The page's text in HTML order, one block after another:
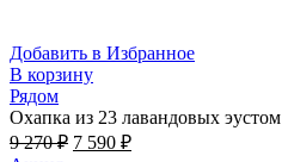
270 ₽.
Добавить в Избранное
В корзину
Рядом
Охапка из 23 лавандовых эустом
9 270₽ Первоначальная
7 590 ₽Текущая